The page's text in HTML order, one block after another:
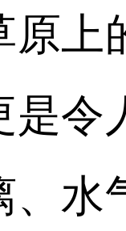
原上
是令
、水